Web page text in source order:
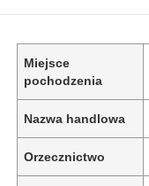
Miejsce
pochodzenia
Nazwa handlowa
Orzecznictwo